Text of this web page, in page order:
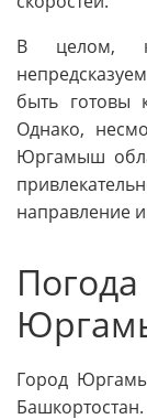
В целом,
быть готовы
Однако,
Юргамыш
направление
Город